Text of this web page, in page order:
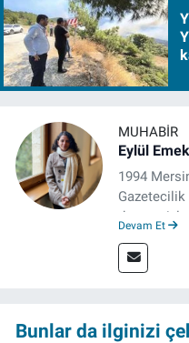
MUHABIR
Eylül Emek
1994
Gazetecilik
deneyimin
ve TELE1
Devam Et
Bunlar da ilginizi